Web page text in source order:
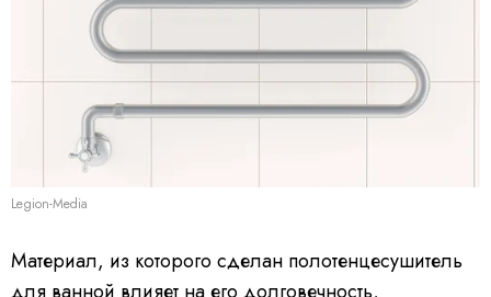
Legion-Media
Материал, из которого сделан полотенцесушитель